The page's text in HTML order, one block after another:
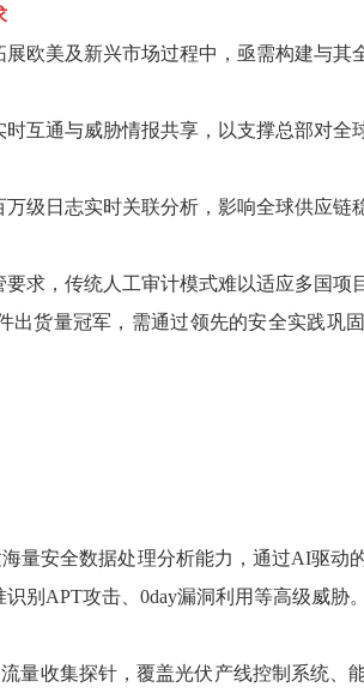
欧美及新兴市场过程中，亟需构建与其
互通与威胁情报共享，以支撑总部对全
级日志实时关联分析，影响全球供应链
求，传统人工审计模式难以适应多国项
出货量冠军，需通过领先的安全实践巩
量安全数据处理分析能力，通过AI驱动
别APT攻击、0day漏洞利用等高级威胁。
量收集探针，覆盖光伏产线控制系统、